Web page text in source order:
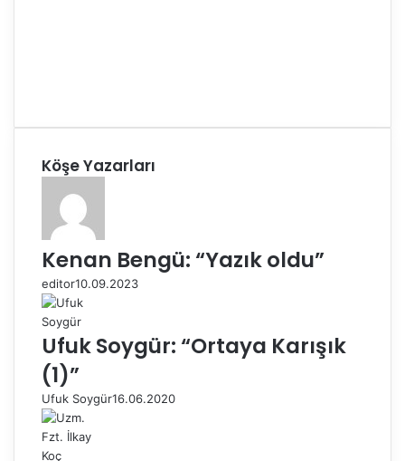
Köşe Yazarları
Kenan Bengü: “Yazık oldu”
editor10.09.2023
Ufuk Soygür: “Ortaya Karışık
(1)”
Ufuk Soygür16.06.2020